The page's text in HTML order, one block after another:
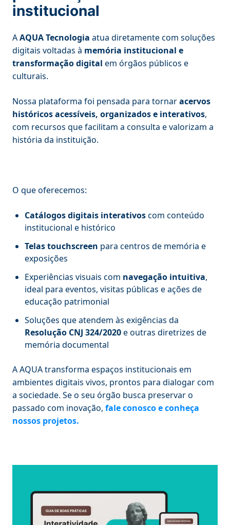
institucional
AAQUA Tecnologia atua diretamente com soluções
digitais voltadas à memória institucional e
transformação digital em órgãos públicos e
culturais.
Nossa plataforma foi pensada para tornaracervos
históricos acessíveis, organizados e interativos,
com recursos que facilitam a consulta e valorizam a
história da instituição.
O que oferecemos:
Catálogos digitais interativoscom conteúdo
institucional e histórico
Telas touchscreen para centros de memória e
exposições
Experiências visuais com navegação intuitiva,
ideal para eventos, visitas públicas e ações de
educação patrimonial
Soluções que atendem às exigências da
Resolução CNJ 324/2020e outras diretrizes de
memória documental
A AQUA transforma espaços institucionais em
ambientes digitais vivos, prontos para dialogar com
a sociedade. Se o seu órgão busca preservar o
passado com inovação, fale conosco e conheça
nossos projetos.